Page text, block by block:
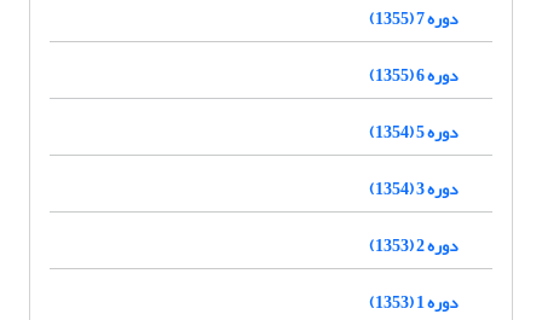
دوره 7 (1355)
دوره 6 (1355)
دوره 5 (1354)
دوره 3 (1354)
دوره 2 (1353)
دوره 1 (1353)